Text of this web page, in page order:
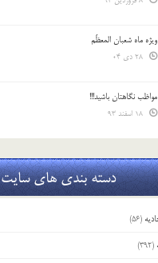
ویژه ماه شعبان المعظّم
مواظب نگاهتان باشید!!!
دسته بندی های سایت
(56)
(392)